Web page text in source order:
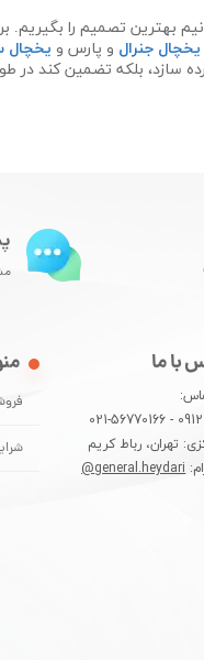
یخچال جنرال و پارس و یخچال
سازد، بلکه تضمین کند
با ما
تهران، رباط کریم
general.heydari@